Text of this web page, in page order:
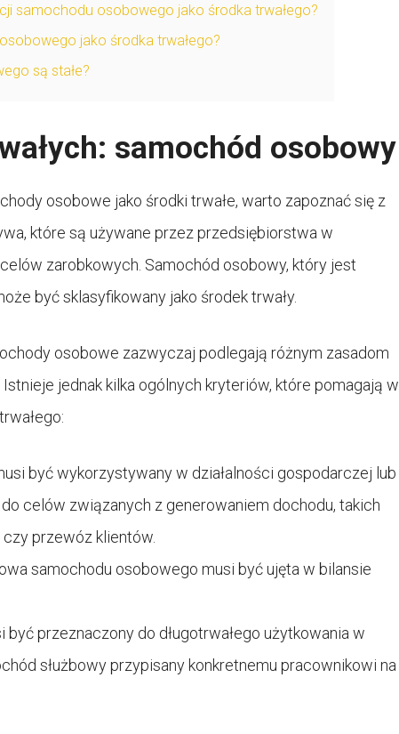
samochodu osobowego jako środka trwałego?
jako środka trwałego?
są stałe?
samochód osobowy
osobowe jako środki trwałe, warto zapoznać się z
które są używane przez przedsiębiorstwa w
zarobkowych. Samochód osobowy, który jest
być sklasyfikowany jako środek trwały.
osobowe zazwyczaj podlegają różnym zasadom
jednak kilka ogólnych kryteriów, które pomagają w
być wykorzystywany w działalności gospodarczej lub
celów związanych z generowaniem dochodu, takich
przewóz klientów.
samochodu osobowego musi być ujęta w bilansie
przeznaczony do długotrwałego użytkowania w
służbowy przypisany konkretnemu pracownikowi na